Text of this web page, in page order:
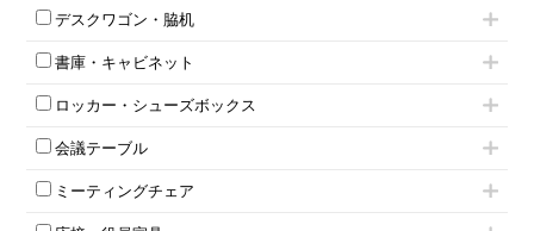
役員チェア
高級チェア（多機能チェア）
オフィスチェアその他
フリーアドレスデスク（ベンチデスク）
昇降デスク
オフィスデスクその他
両袖机
デスクワゴン・脇机
インワゴン2段
インワゴン3段
脇机
ワゴンその他
書庫・キャビネット
ハイキャビネット
ローキャビネット
両開きキャビネット
スチールキャビネット
上下連結キャビネット
ロッカー・シューズボックス
1人用ロッカー
2人用ロッカー
3人用ロッカー
4人用ロッカー
会議テーブル
スタッキングテーブル
ネスティングテーブル
ミーティングチェア
キャスター付きミーティングチェア